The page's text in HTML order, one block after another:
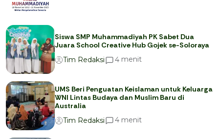
Siswa SMP Muhammadiyah PK Sabet Dua
Juara School Creative Hub Gojek se-Soloraya
Tim Redaksi
4 menit
UMS Beri Penguatan Keislaman untuk Keluarga
WNI Lintas Budaya dan Muslim Baru di
Australia
Tim Redaksi
4 menit